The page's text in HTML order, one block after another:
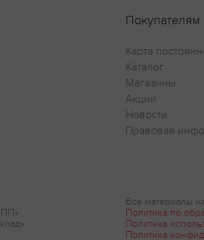
Покупателям
Карта
Каталог
Магазины
Акции
Новости
Правовая
Все материалы
Политика по
Политика
Политика